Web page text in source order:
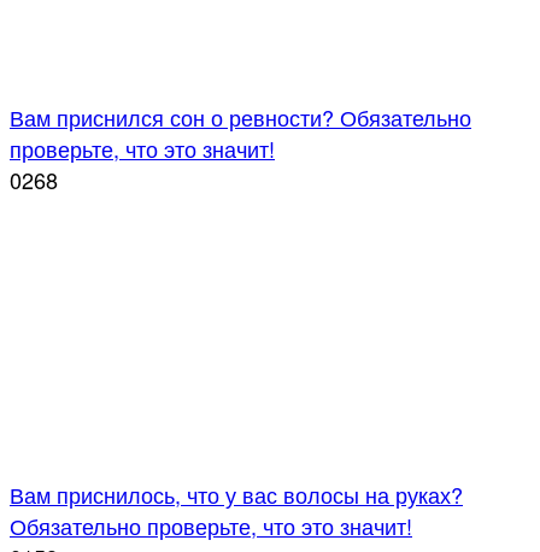
Вам приснился сон о ревности? Обязательно
проверьте, что это значит!
0268
Вам приснилось, что у вас волосы на руках?
Обязательно проверьте, что это значит!